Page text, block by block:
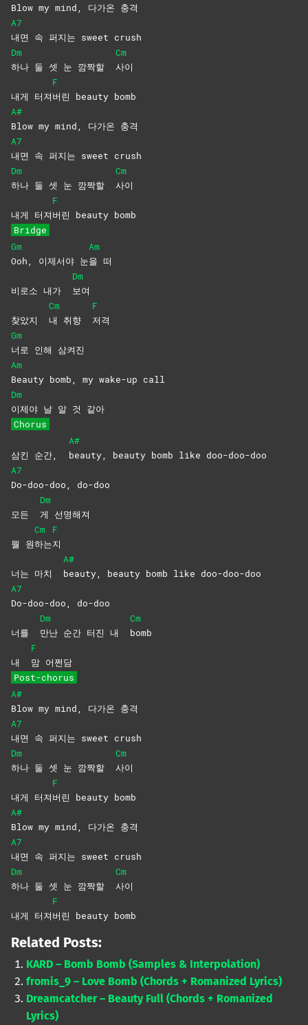
Blow my mind, 다가온 충격
A7
내면 속 퍼지는 sweet crush
Dm
하나 둘 셋 눈 깜짝할
Cm
사이
내게 터져
F
버린 beauty bomb
A#
Blow my mind, 다가온 충격
A7
내면 속 퍼지는 sweet crush
Dm
하나 둘 셋 눈 깜짝할
Cm
사이
내게 터져
F
버린 beauty bomb
Bridge
Gm
Ooh, 이제서야 눈
Am
을 떠
비로소 내가
Dm
보여
찾았지
Cm
내 취향
F
저격
Gm
너로 인해 삼켜진
Am
Beauty bomb, my wake-up call
Dm
이제야 날 알 것 같아
Chorus
삼킨 순간,
A#
beauty, beauty bomb like doo-doo-doo
A7
Do-doo-doo, do-doo
모든
Dm
게 선명해져
뭘 원
Cm
하는
F
지
너는 마치
A#
beauty, beauty bomb like doo-doo-doo
A7
Do-doo-doo, do-doo
너를
Dm
만난 순간 터진 내
Cm
bomb
내
F
맘 어쩐담
Post-chorus
A#
Blow my mind, 다가온 충격
A7
내면 속 퍼지는 sweet crush
Dm
하나 둘 셋 눈 깜짝할
Cm
사이
내게 터져
F
버린 beauty bomb
A#
Blow my mind, 다가온 충격
A7
내면 속 퍼지는 sweet crush
Dm
하나 둘 셋 눈 깜짝할
Cm
사이
내게 터져
F
버린 beauty bomb
Related Posts:
KARD – Bomb Bomb (Samples & Interpolation)
fromis_9 – Love Bomb (Chords + Romanized Lyrics)
Dreamcatcher – Beauty Full (Chords + Romanized
Lyrics)